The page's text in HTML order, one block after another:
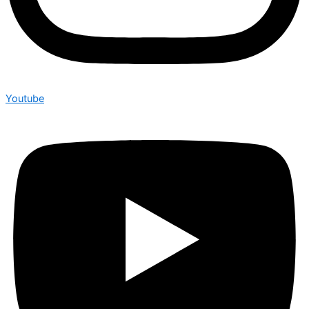
Youtube